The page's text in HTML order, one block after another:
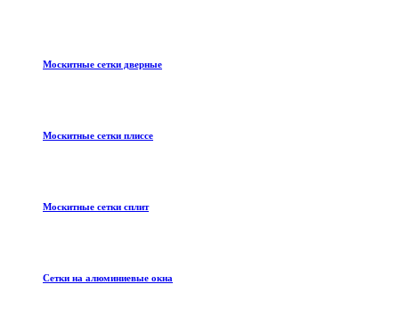
Москитные сетки дверные
Москитные сетки плиссе
Москитные сетки сплит
Сетки на алюминиевые окна